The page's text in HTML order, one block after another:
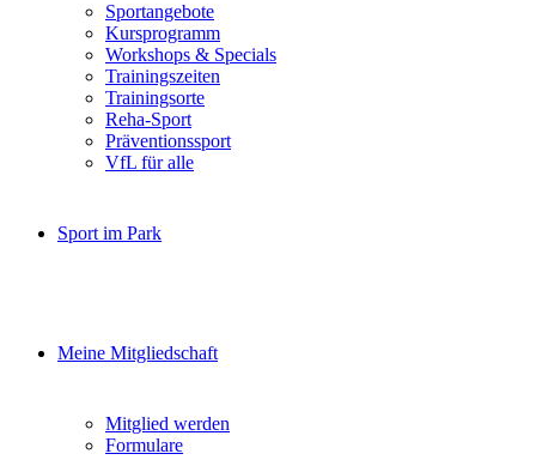
Sportangebote
Kursprogramm
Workshops & Specials
Trainingszeiten
Trainingsorte
Reha-Sport
Präventionssport
VfL für alle
Sport im Park
Meine Mitgliedschaft
Mitglied werden
Formulare